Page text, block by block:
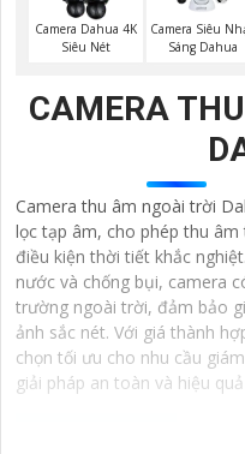
Camera Dahua 4K
Siêu Nét
Camera Siêu
Sáng Dahua
CAMERA
Camera thu âm ngoài trời
lọc tạp âm, cho phép thu
điều kiện thời tiết khắc
nước và chống bụi, camera
trường ngoài trời, đảm bảo
ảnh sắc nét. Với giá thành
chọn tối ưu cho nhu cầu
giải pháp an toàn và hiệu